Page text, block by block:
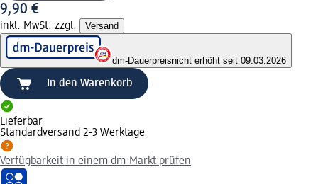
9,90 €
inkl. MwSt. zzgl. Versand
dm-Dauerpreisnicht erhöht seit 09.03.2026
In den Warenkorb
Lieferbar
Standardversand 2-3 Werktage
Verfügbarkeit in einem dm-Markt prüfen